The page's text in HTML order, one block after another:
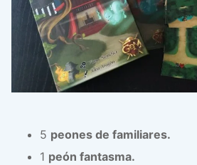
5 peones de familiares.
1 peón fantasma.